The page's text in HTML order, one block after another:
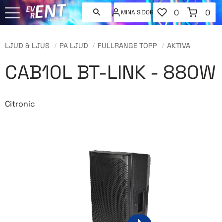
MINA SIDOR
FAVORITER
ANTAL
0
KUNDVAGN
0
LJUD & LJUS PA LJUD FULLRANGE TOPP AKTIVA
CAB10L BT-LINK - 880W
Citronic